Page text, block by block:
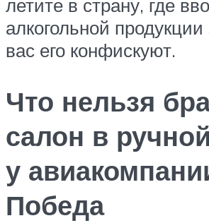
летите в страну, где
алкогольной
вас его конфискуют.
Что нельзя
салон в
у
Победа